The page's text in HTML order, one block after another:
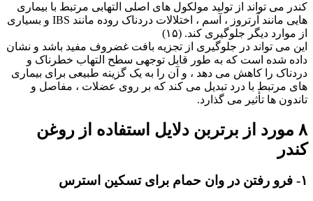
کندر می تواند از تولید مولکول های اصلی التهابی مرتبط با بیماری
هایی مانند آرتروز ، آسم ، اختلالات دردناک روده مانند IBS و بسیاری
از موارد دیگر جلوگیری کند. (۱۵)
این می تواند در جلوگیری از تجزیه بافت غضروف مفید باشد و نشان
داده شده است که به طور قابل توجهی سطح التهاب خطرناک و
دردناک را کاهش می دهد ، و آن را به یک گزینه طبیعی برای بیماری
های مرتبط با درد تبدیل می کند که بر روی عضلات ، مفاصل و
تاندون ها تأثیر می گذارد.
۸ مورد از برتربن دلایل استفاده از روغن
کندر
۱- فرو رفتن در وان حمام برای تسکین استرس